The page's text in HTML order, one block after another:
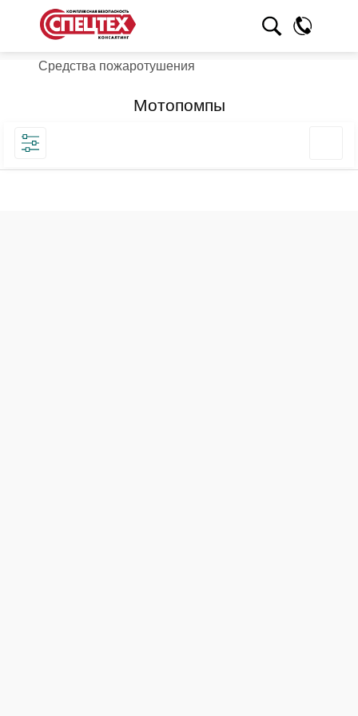
Средства пожаротушения
Мотопомпы